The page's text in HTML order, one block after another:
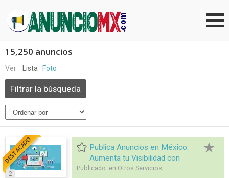
15,250 anuncios
Ver: Lista Foto
Filtrar la búsqueda
DESTACADO
2
Publica Anuncios en México:
Aumenta tu Visibilidad con
Nuestros Planes Flexibles
Publicado en Otros Servicios